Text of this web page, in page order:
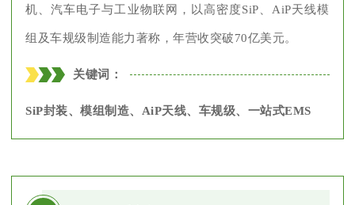
机、汽车电子与工业物联网，以高密度SiP、AiP天线模
组及车规级制造能力著称，年营收突破70亿美元。
关键词：
SiP封装、模组制造、AiP天线、车规级、一站式EMS